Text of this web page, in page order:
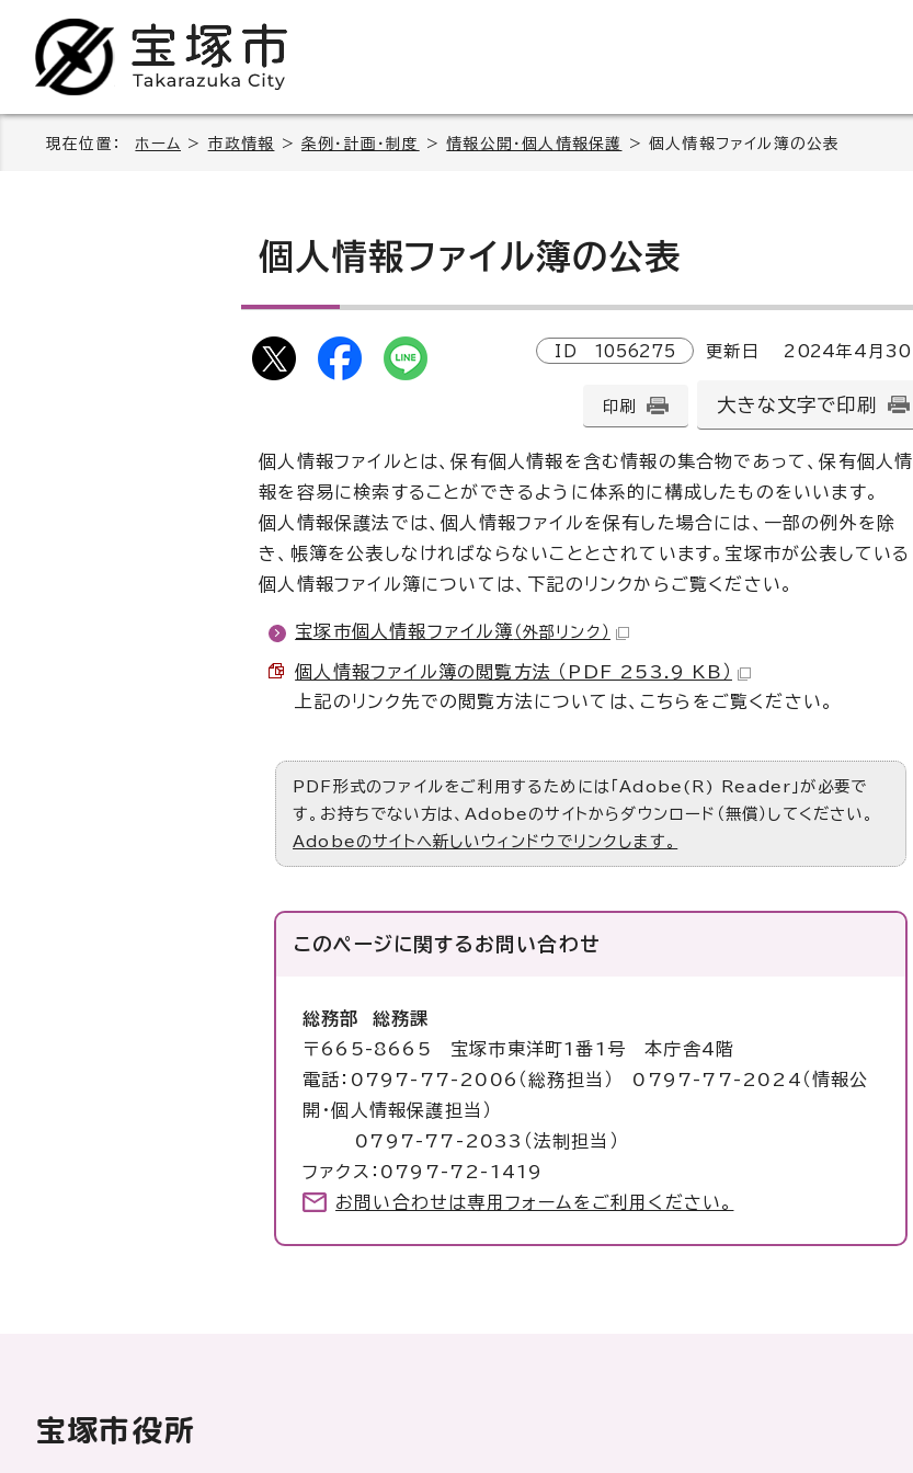
現在位置： ホーム > 市政情報 >条例・計画・制度 >情報公開・個人情報保護 > 個人情報ファイル簿の公表
個人情報ファイル簿の公表
ID 1056275 更新日 2024年4月30
印刷 大きな文字で印刷
個人情報ファイルとは、保有個人情報を含む情報の集合物であって、保有個人情
報を容易に検索することができるように体系的に構成したものをいいます。
個人情報保護法では、個人情報ファイルを保有した場合には、一部の例外を除
き、帳簿を公表しなければならないこととされています。宝塚市が公表している
個人情報ファイル簿については、下記のリンクからご覧ください。
宝塚市個人情報ファイル簿 （外部リンク）
個人情報ファイル簿の閲覧方法 （PDF 253.9 KB）
上記のリンク先での閲覧方法については、こちらをご覧ください。
PDF形式のファイルをご利用するためには「Adobe(R) Reader」が必要で
す。お持ちでない方は、Adobeのサイトからダウンロード（無償）してください。
Adobeのサイトへ新しいウィンドウでリンクします。
このページに関する お問い合わせ
総務部 総務課
〒665-8665 宝塚市東洋町1番1号 本庁舎4階
電話：0797-77-2006（総務担当） 0797-77-2024（情報公
開・個人情報保護担当）
0797-77-2033（法制担当）
ファクス：0797-72-1419
お問い合わせは専用フォームをご利用ください。
宝塚市役所